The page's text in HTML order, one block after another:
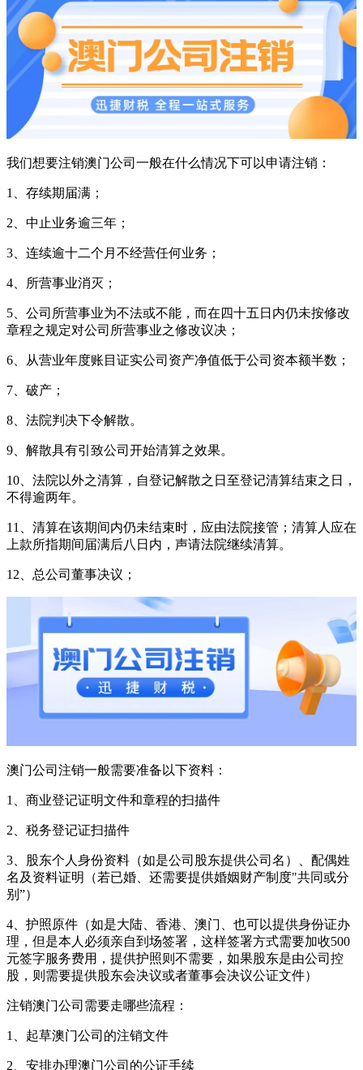
我们想要注销澳门公司一般在什么情况下可以申请注销：
1、存续期届满；
2、中止业务逾三年；
3、连续逾十二个月不经营任何业务；
4、所营事业消灭；
5、公司所营事业为不法或不能，而在四十五日内仍未按修改
章程之规定对公司所营事业之修改议决；
6、从营业年度账目证实公司资产净值低于公司资本额半数；
7、破产；
8、法院判决下令解散。
9、解散具有引致公司开始清算之效果。
10、法院以外之清算，自登记解散之日至登记清算结束之日，
不得逾两年。
11、清算在该期间内仍未结束时，应由法院接管；清算人应在
上款所指期间届满后八日内，声请法院继续清算。
12、总公司董事决议；
澳门公司注销一般需要准备以下资料：
1、商业登记证明文件和章程的扫描件
2、税务登记证扫描件
3、股东个人身份资料（如是公司股东提供公司名）、配偶姓
名及资料证明（若已婚、还需要提供婚姻财产制度"共同或分
别”）
4、护照原件（如是大陆、香港、澳门、也可以提供身份证办
理，但是本人必须亲自到场签署，这样签署方式需要加收500
元签字服务费用，提供护照则不需要，如果股东是由公司控
股，则需要提供股东会决议或者董事会决议公证文件）
注销澳门公司需要走哪些流程：
1、起草澳门公司的注销文件
2、安排办理澳门公司的公证手续